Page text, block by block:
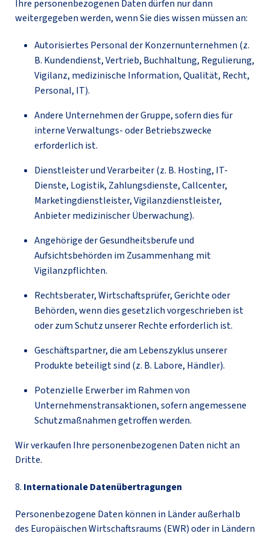
Ihre personenbezogenen Daten dürfen nur dann
weitergegeben werden, wenn Sie dies wissen müssen an:
Autorisiertes Personal der Konzernunternehmen (z.
B. Kundendienst, Vertrieb, Buchhaltung, Regulierung,
Vigilanz, medizinische Information, Qualität, Recht,
Personal, IT).
Andere Unternehmen der Gruppe, sofern dies für
interne Verwaltungs- oder Betriebszwecke
erforderlich ist.
Dienstleister und Verarbeiter (z. B. Hosting, IT-
Dienste, Logistik, Zahlungsdienste, Callcenter,
Marketingdienstleister, Vigilanzdienstleister,
Anbieter medizinischer Überwachung).
Angehörige der Gesundheitsberufe und
Aufsichtsbehörden im Zusammenhang mit
Vigilanzpflichten.
Rechtsberater, Wirtschaftsprüfer, Gerichte oder
Behörden, wenn dies gesetzlich vorgeschrieben ist
oder zum Schutz unserer Rechte erforderlich ist.
Geschäftspartner, die am Lebenszyklus unserer
Produkte beteiligt sind (z. B. Labore, Händler).
Potenzielle Erwerber im Rahmen von
Unternehmenstransaktionen, sofern angemessene
Schutzmaßnahmen getroffen werden.
Wir verkaufen Ihre personenbezogenen Daten nicht an
Dritte.
8. Internationale Datenübertragungen
Personenbezogene Daten können in Länder außerhalb
des Europäischen Wirtschaftsraums (EWR) oder in Ländern